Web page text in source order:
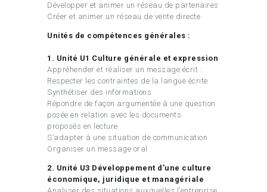
Développer et animer un réseau de partenaires
Créer et animer un réseau de vente directe
Unités de compétences générales :
1. Unité U1 Culture générale et expression
Appréhender et réaliser un message écrit :
Respecter les contraintes de la langue écrite
Synthétiser des informations
Répondre de façon argumentée à une question
posée en relation avec les documents
proposés en lecture
S’adapter à une situation de communication
Organiser un message oral
2. Unité U3 Développement d’une culture
économique, juridique et managériale